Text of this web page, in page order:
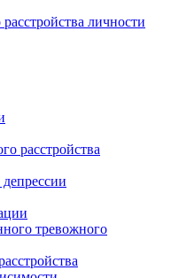
личности
расстройства
тревожного